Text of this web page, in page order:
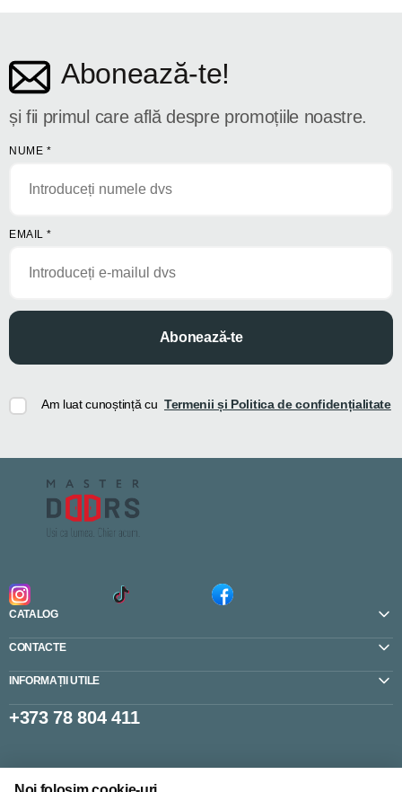
Abonează-te!
și fii primul care află despre promoțiile noastre.
NUME *
EMAIL *
Abonează-te
Am luat cunoștință cu Termenii și Politica de confidențialitate
CATALOG
CONTACTE
INFORMAȚII UTILE
+373 78 804 411
Setări cookie-uri